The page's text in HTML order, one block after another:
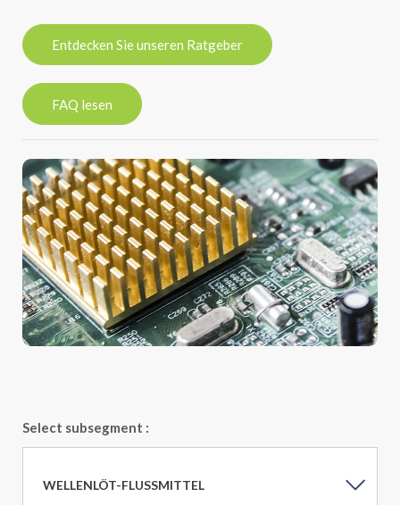
Entdecken Sie unseren Ratgeber
FAQ lesen
Select subsegment :
WELLENLÖT-FLUSSMITTEL